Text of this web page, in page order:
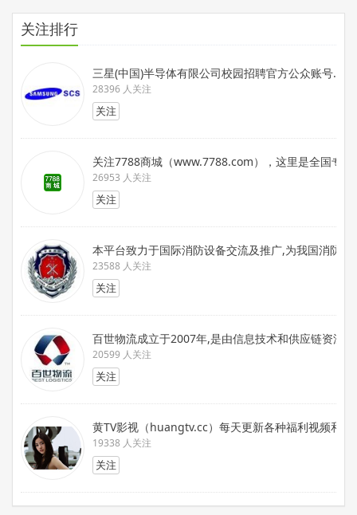
关注排行
三星(中国)半导体有限公司校园招聘官方公众账号.在
28396 人关注
关注
关注7788商城（www.7788.com），这里是全国专
26953 人关注
关注
本平台致力于国际消防设备交流及推广,为我国消防
23588 人关注
关注
百世物流成立于2007年,是由信息技术和供应链资深
20599 人关注
关注
黄TV影视（huangtv.cc）每天更新各种福利视频和
19338 人关注
关注